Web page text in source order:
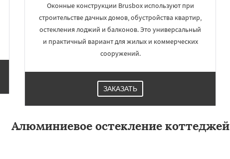
Оконные конструкции Brusbox используют при
строительстве дачных домов, обустройства квартир,
остекления лоджий и балконов. Это универсальный
и практичный вариант для жилых и коммерческих
сооружений.
ЗАКАЗАТЬ
Алюминиевое остекление коттеджей